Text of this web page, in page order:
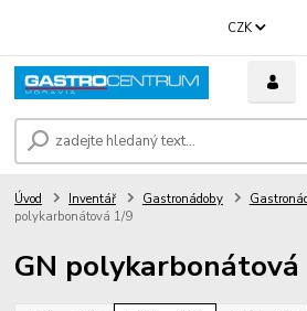
CZK
Úvod Inventář Gastronádoby
polykarbonátová 1/9
GN polykarbonátová